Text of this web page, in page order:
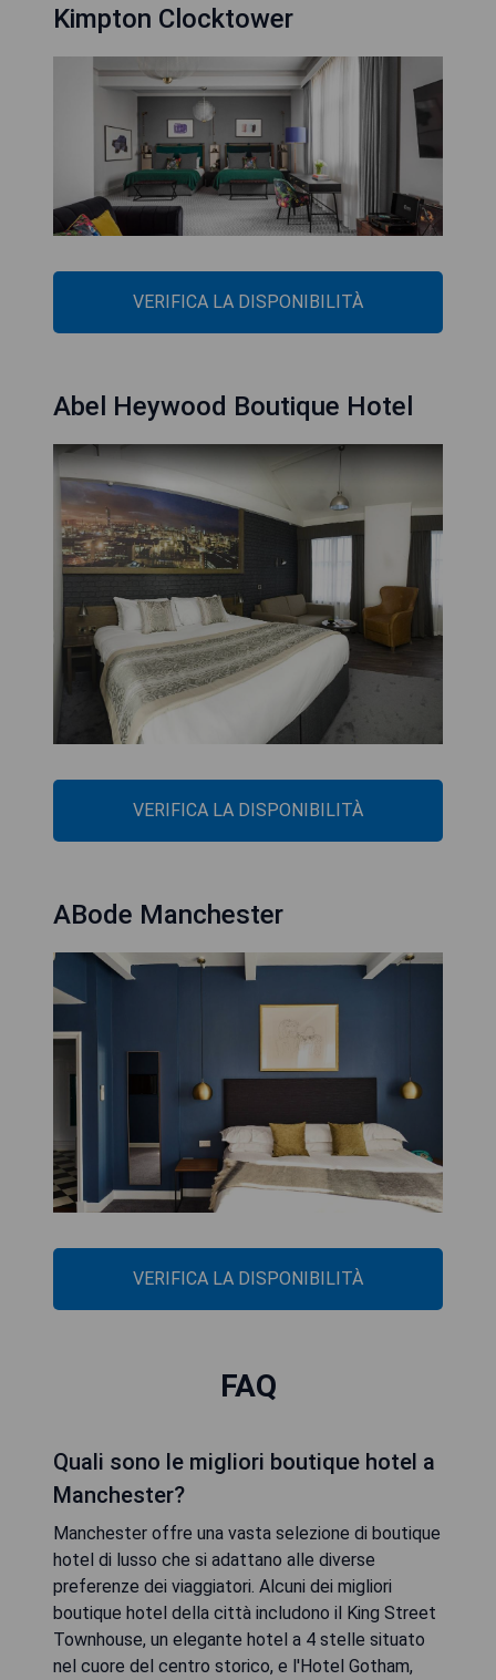
Kimpton Clocktower
VERIFICA LA DISPONIBILITÀ
Abel Heywood Boutique Hotel
VERIFICA LA DISPONIBILITÀ
ABode Manchester
VERIFICA LA DISPONIBILITÀ
FAQ
Quali sono le migliori boutique hotel a
Manchester?
Manchester offre una vasta selezione di boutique
hotel di lusso che si adattano alle diverse
preferenze dei viaggiatori. Alcuni dei migliori
boutique hotel della città includono il King Street
Townhouse, un elegante hotel a 4 stelle situato
nel cuore del centro storico, e l'Hotel Gotham,